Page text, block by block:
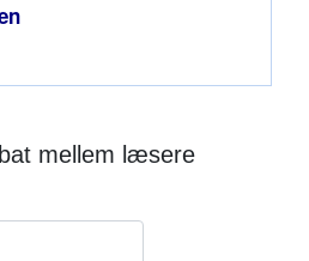
mellem læsere